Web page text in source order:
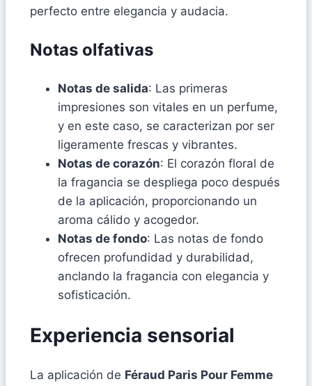
perfecto entre elegancia y audacia.
Notas olfativas
Notas de salida: Las primeras
impresiones son vitales en un perfume,
y en este caso, se caracterizan por ser
ligeramente frescas y vibrantes.
Notas de corazón: El corazón floral de
la fragancia se despliega poco después
de la aplicación, proporcionando un
aroma cálido y acogedor.
Notas de fondo: Las notas de fondo
ofrecen profundidad y durabilidad,
anclando la fragancia con elegancia y
sofisticación.
Experiencia sensorial
La aplicación de Féraud Paris Pour Femme